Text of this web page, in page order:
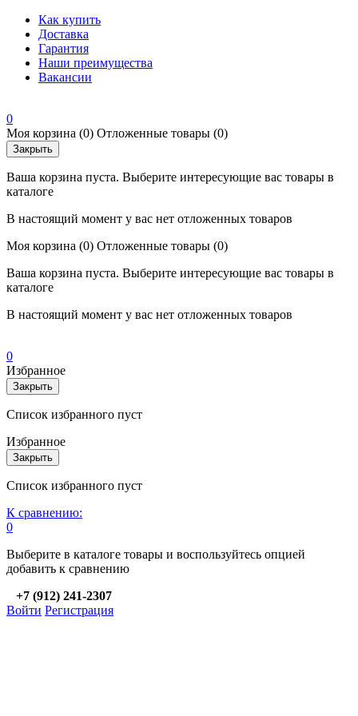
Как купить
Доставка
Гарантия
Наши преимущества
Вакансии
0
Моя корзина (0) Отложенные товары (0)
Закрыть
Ваша корзина пуста. Выберите интересующие вас товары в
каталоге
В настоящий момент у вас нет отложенных товаров
Моя корзина (0) Отложенные товары (0)
Ваша корзина пуста. Выберите интересующие вас товары в
каталоге
В настоящий момент у вас нет отложенных товаров
0
Избранное
Закрыть
Список избранного пуст
Избранное
Закрыть
Список избранного пуст
К сравнению:
0
Выберите в каталоге товары и воспользуйтесь опцией
добавить к сравнению
+7 (912) 241-2307
Войти Регистрация